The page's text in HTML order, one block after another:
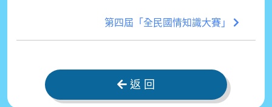
第四屆「全民國情知識大賽」
返 回